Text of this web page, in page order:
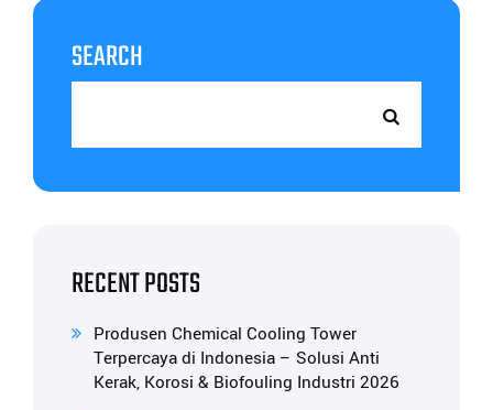
SEARCH
RECENT POSTS
Produsen Chemical Cooling Tower
Terpercaya di Indonesia – Solusi Anti
Kerak, Korosi & Biofouling Industri 2026